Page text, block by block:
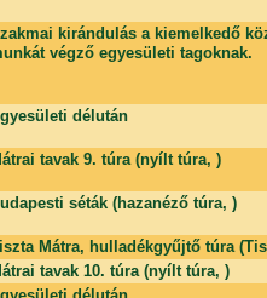
kirándulás a kiemelkedő
végző egyesületi tagoknak.
délután
tavak 9. túra (nyílt túra, )
séták (hazanéző túra, )
Mátra, hulladékgyűjtő túra
tavak 10. túra (nyílt túra, )